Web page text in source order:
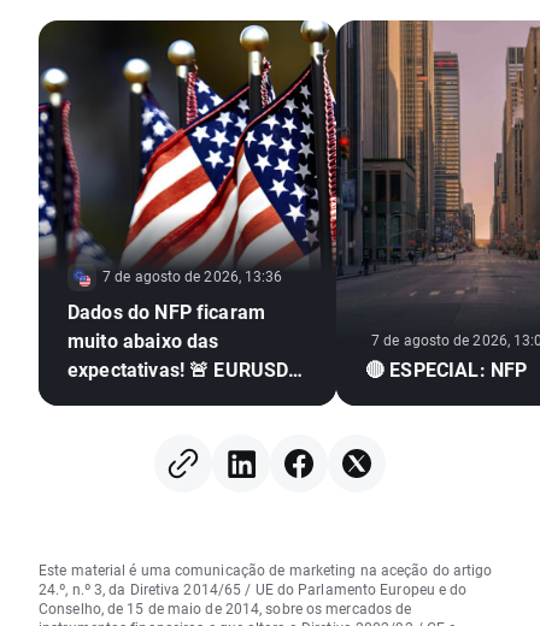
7 de agosto de 2026, 13:36
Dados do NFP ficaram
muito abaixo das
expectativas! 🚨 EURUSD
7 de agosto de 2026,
🔴 ESPECIAL: NFP
Este material é uma comunicação de marketing na aceção do artigo
24.º, n.º 3, da Diretiva 2014/65 / UE do Parlamento Europeu e do
Conselho, de 15 de maio de 2014, sobre os mercados de